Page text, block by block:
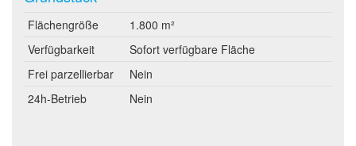
Flächengröße
1.800 m²
Verfügbarkeit
Sofort verfügbare Fläche
Frei parzellierbar
Nein
24h-Betrieb
Nein